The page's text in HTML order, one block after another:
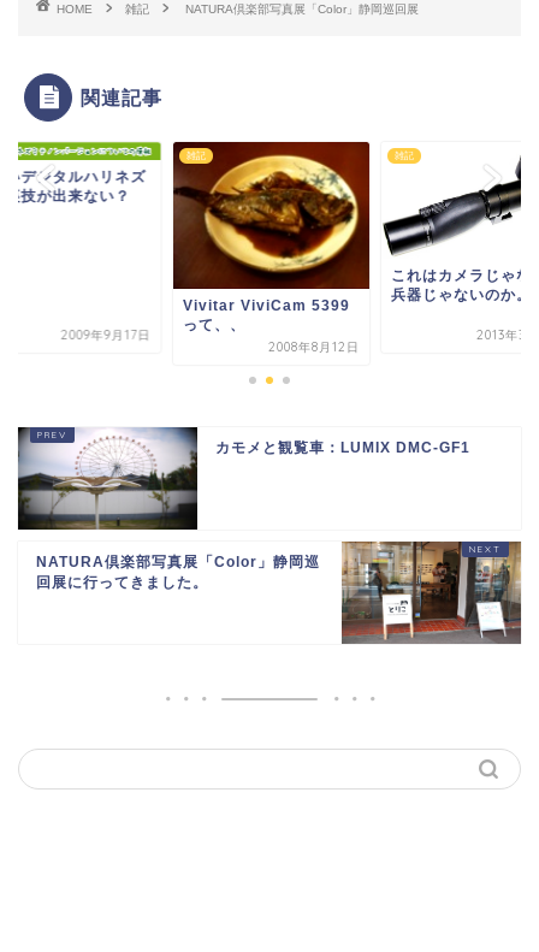
HOME 雑記 NATURA倶楽部写真展「Color」静岡巡回展
関連記事
いデジタルハリネズ
裏技が出来ない？
2009年9月17日
雑記
Vivitar ViviCam 5399
って、、
2008年8月12日
雑記
これはカメラじゃな
兵器じゃないのか。
2013年3
カモメと観覧車：LUMIX DMC-GF1
NATURA倶楽部写真展「Color」静岡巡
回展に行ってきました。